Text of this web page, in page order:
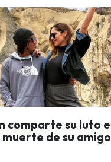
comparte su luto
de su